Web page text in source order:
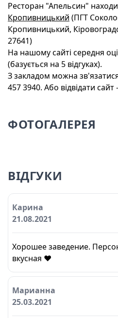
Ресторан "Апельсин"
Кропивницький (ПГТ
Кропивницький,
27641)
На нашому сайті середня
(базується на 5 відгуках).
З закладом можна
457 3940. Або відвідати
ФОТОГАЛЕРЕЯ
ВІДГУКИ
Карина
21.08.2021
Хорошее заведение.
вкусная ❤️
Марианна
25.03.2021